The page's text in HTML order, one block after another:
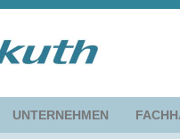
UNTERNEHMEN